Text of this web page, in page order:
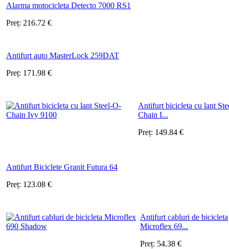
Alarma motocicleta Detecto 7000 RS1
Preț: 216.72 €
Antifurt auto MasterLock 259DAT
Preț: 171.98 €
Antifurt bicicleta cu lant
Chain I...
Preț: 149.84 €
Antifurt Biciclete Granit Futura 64
Preț: 123.08 €
Antifurt cabluri de bicicleta
Microflex 69...
Preț: 54.38 €